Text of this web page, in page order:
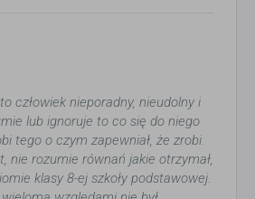
człowiek nieporadny, nieudolny i
lub ignoruje to co się do niego
tego o czym zapewniał, że zrobi.
nie rozumie równań jakie otrzymał,
klasy 8-ej szkoły podstawowej.